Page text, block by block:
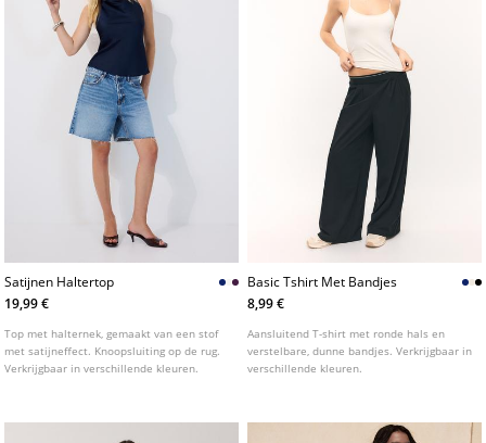
Satijnen Haltertop
19,99 €
Top met halternek, gemaakt van een stof
met satijneffect. Knoopsluiting op de rug.
Verkrijgbaar in verschillende kleuren.
Basic Tshirt Met Bandjes
8,99 €
Aansluitend T-shirt met ronde hals en
verstelbare, dunne bandjes. Verkrijgbaar in
verschillende kleuren.